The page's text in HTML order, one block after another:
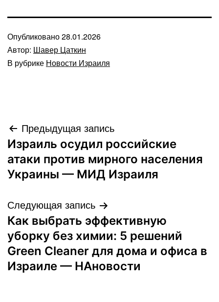
Опубликовано28.01.2026
Автор: Шавер Цаткин
В рубрике Новости Израиля
Навигация
по
записям
Предыдущая запись
Израиль осудил российские
атаки против мирного населения
Украины — МИД Израиля
Следующая запись
Как выбрать эффективную
уборку без химии: 5 решений
Green Cleaner для дома и офиса в
Израиле — НАновости